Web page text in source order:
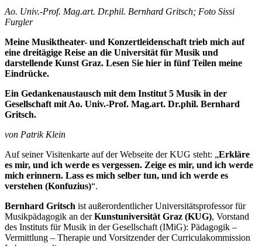
X
Ao. Univ.-Prof. Mag.art. Dr.phil. Bernhard Gritsch; Foto Sissi
Furgler
Meine Musiktheater- und Konzertleidenschaft trieb mich auf
eine dreitägige Reise an die Universität für Musik und
darstellende Kunst Graz. Lesen Sie hier in fünf Teilen meine
Eindrücke.
Ein Gedankenaustausch mit dem Institut 5 Musik in der
Gesellschaft mit Ao. Univ.-Prof. Mag.art. Dr.phil. Bernhard
Gritsch.
von Patrik Klein
Auf seiner Visitenkarte auf der Webseite der KUG steht: „Erkläre
es mir, und ich werde es vergessen. Zeige es mir, und ich werde
mich erinnern. Lass es mich selber tun, und ich werde es
verstehen (Konfuzius)“.
Bernhard Gritsch ist außerordentlicher Universitätsprofessor für
Musikpädagogik an derKunstuniversität Graz (KUG), Vorstand
des Instituts für Musik in der Gesellschaft (IMiG): Pädagogik –
Vermittlung – Therapie und Vorsitzender der Curriculakommission